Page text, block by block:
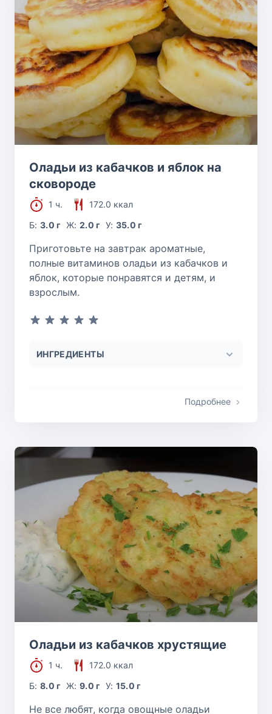
Оладьи из кабачков и яблок на
сковороде
1 ч.
172.0 ккал
Б:3.0 г Ж: 2.0 г У: 35.0 г
Приготовьте на завтрак ароматные,
полные витаминов оладьи из кабачков и
яблок, которые понравятся и детям, и
взрослым.
ИНГРЕДИЕНТЫ
Подробнее
Оладьи из кабачков хрустящие
1 ч.
172.0 ккал
Б:8.0 г Ж: 9.0 г У: 15.0 г
Не все любят, когда овощные оладьи